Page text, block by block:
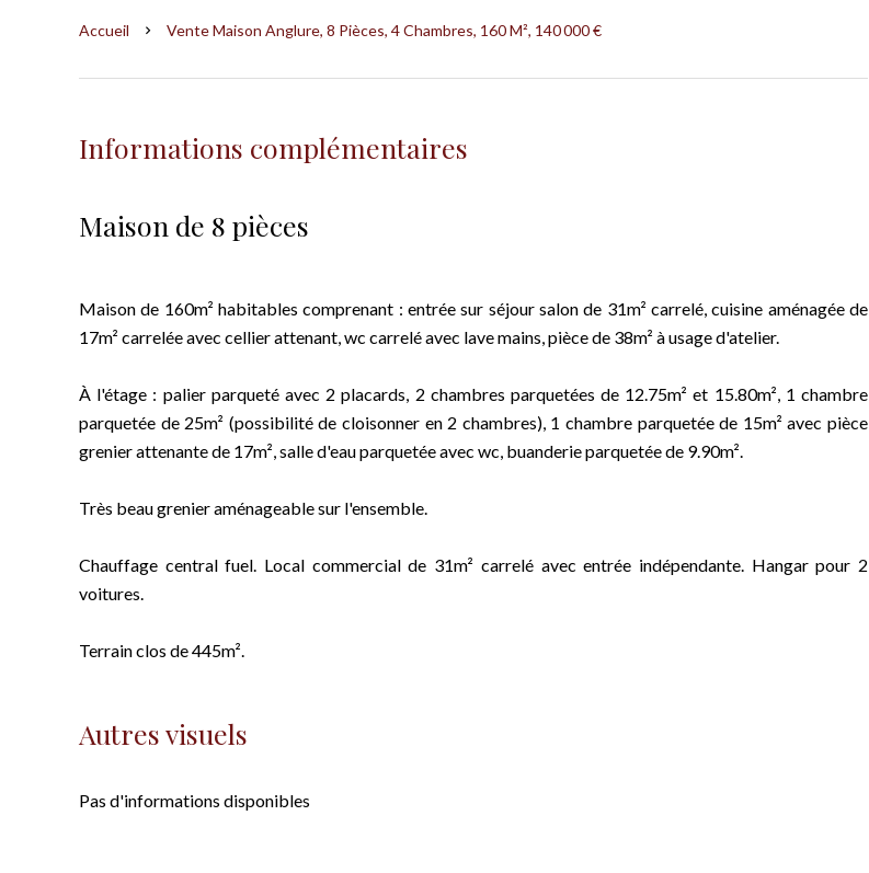
Accueil Vente Maison Anglure, 8 Pièces, 4 Chambres, 160 M², 140 000 €
Informations complémentaires
Maison de 8 pièces
Maison de 160m² habitables comprenant : entrée sur séjour salon de 31m² carrelé, cuisine aménagée de
17m² carrelée avec cellier attenant, wc carrelé avec lave mains, pièce de 38m² à usage d'atelier.
À l'étage : palier parqueté avec 2 placards, 2 chambres parquetées de 12.75m² et 15.80m², 1 chambre
parquetée de 25m² (possibilité de cloisonner en 2 chambres), 1 chambre parquetée de 15m² avec pièce
grenier attenante de 17m², salle d'eau parquetée avec wc, buanderie parquetée de 9.90m².
Très beau grenier aménageable sur l'ensemble.
Chauffage central fuel. Local commercial de 31m² carrelé avec entrée indépendante. Hangar pour 2
voitures.
Terrain clos de 445m².
Autres visuels
Pas d'informations disponibles